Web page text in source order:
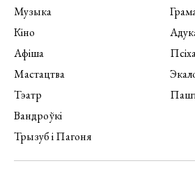
Музыка
Кіно
Афіша
Мастацтва
Тэатр
Вандроўкі
Трызуб і Пагоня